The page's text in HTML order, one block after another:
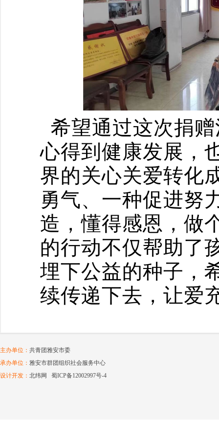
希望通过这次捐
心得到健康发展，
界的关心关爱转化
勇气、一种促进努
造，懂得感恩，做
的行动不仅帮助了
埋下公益的种子，
续传递下去 ， 让爱
主办单位： 共青团雅安市委
承办单位： 雅安市群团组织社会服务中心
设计开发： 北纬网 蜀ICP备12002997号-4